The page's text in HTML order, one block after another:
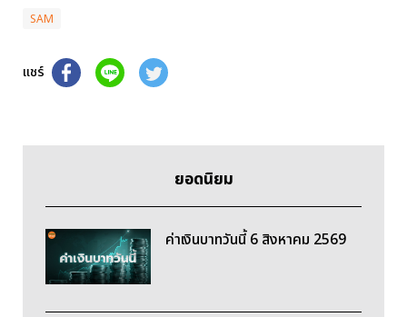
SAM
แชร์
ยอดนิยม
ค่าเงินบาทวันนี้ 6 สิงหาคม 2569